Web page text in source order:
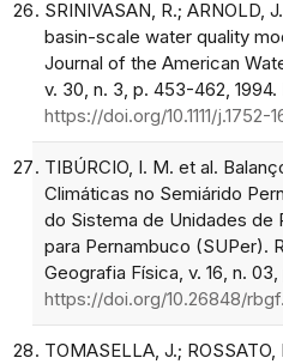
SRINIVASAN, R.; ARNOLD,
basin-scale water quality
Journal of the American
v. 30, n. 3, p. 453-462, 1994.
https://doi.org/10.1111/j.1752-
TIBÚRCIO, I. M. et al.
Climáticas no Semiárido
do Sistema de Unidades de
para Pernambuco (SUPer).
Geografia Física, v. 16, n.
https://doi.org/10.26848/
TOMASELLA, J.;